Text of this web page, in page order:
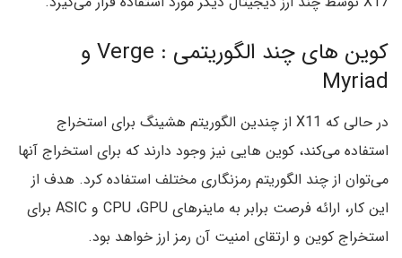
کوین های چند الگوریتمی : Verge و
Myriad
در حالی ‌که X11 از چندین الگوریتم هشینگ برای استخراج
استفاده می‌کند، کوین هایی نیز وجود دارند که برای استخراج آنها
می‌توان از چند الگوریتم رمزنگاری مختلف استفاده کرد. هدف از
این کار، ارائه فرصت برابر به ماینرهای CPU ،GPU و ASIC برای
استخراج کوین و ارتقای امنیت آن رمز ارز خواهد بود.